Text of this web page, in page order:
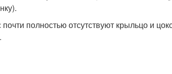
полностью отсутствуют крыльцо и